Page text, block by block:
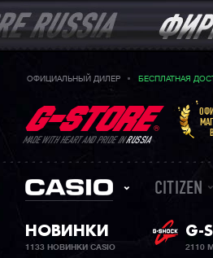
ОФИЦИАЛЬНЫЙ ДИЛЕР БЕСПЛАТНАЯ
MADE WITH HEART AND PRIDE INRUSSIA
CITIZEN
НОВИНКИ
1133 НОВИНКИ CASIO
G-
2110